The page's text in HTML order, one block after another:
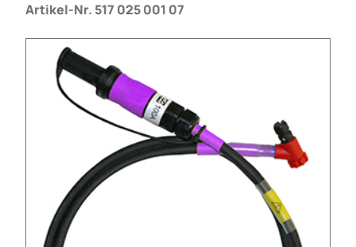
Artikel-Nr. 517 025 001 07